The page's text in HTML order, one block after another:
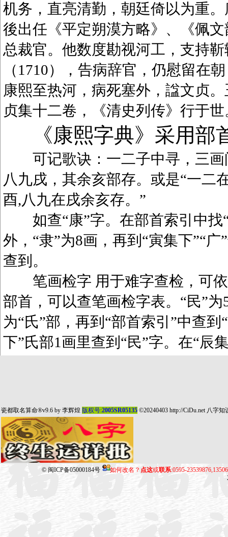
机务，直亮清勤，朝廷倚以为重
後出任《平定朔漠方略》、《佩
总裁官。他数度勘视河工，支持
（1710），告病辞官，仍慰留在
康熙至热河，病死塞外，諡文贞
贞集十二卷，《清史列传》行于世
《康熙字典》采用
可记歌诀：一二子中寻，三画
八九戌，其余亥部存。或是“一二
酉,八九在戌余亥存。”
如查“康”字。在部首索引中找“
外，“隶”为8画，再到“寅集下”“
查到。
笔画检字 用于难字查检，可依
部首，可以查笔画检字表。“民”
为“氏”部，再到“部首索引”中查到
下”氏部1画里查到“民”字。在“辰
瓷都取名算命®v9.6 by 李辉煌 版权号:2005SR05135 ©20240403 http://CiDu.net 八字知
© 闽ICP备05000184号 如何改名？ 点这或联系:0595-